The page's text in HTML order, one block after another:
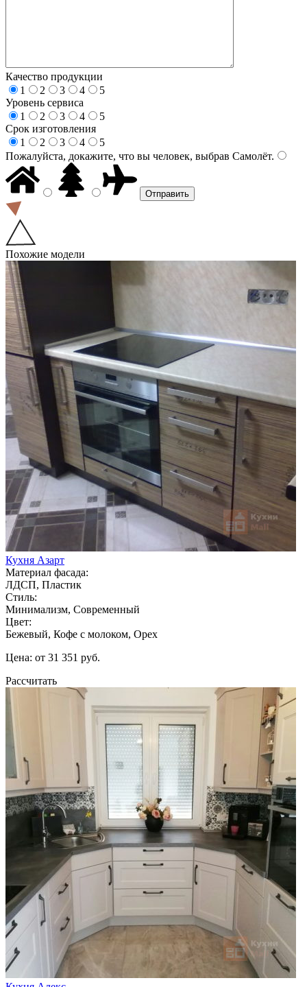
Качество продукции
1
2 3 4
5
Уровень сервиса
1
2 3 4
5
Срок изготовления
1
2 3 4
5
Пожалуйста, докажите, что вы человек, выбрав Самолёт.
Похожие модели
Кухня Азарт
Материал фасада:
ЛДСП, Пластик
Стиль:
Минимализм, Современный
Цвет:
Бежевый, Кофе с молоком, Орех
Цена: от 31 351 руб.
Рассчитать